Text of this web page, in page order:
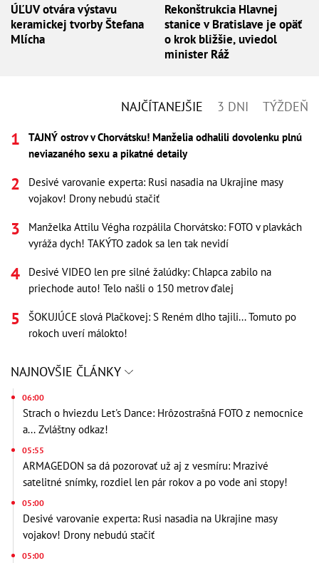
ÚĽUV otvára výstavu
keramickej tvorby Štefana
Mlícha
Rekonštrukcia Hlavnej
stanice v Bratislave je opäť
o krok bližšie, uviedol
minister Ráž
NAJČÍTANEJŠIE 3 DNI TÝŽDEŇ
TAJNÝ ostrov v Chorvátsku! Manželia odhalili dovolenku plnú
neviazaného sexu a pikatné detaily
Desivé varovanie experta: Rusi nasadia na Ukrajine masy
vojakov! Drony nebudú stačiť
Manželka Attilu Végha rozpálila Chorvátsko: FOTO v plavkách
vyráža dych! TAKÝTO zadok sa len tak nevidí
Desivé VIDEO len pre silné žalúdky: Chlapca zabilo na
priechode auto! Telo našli o 150 metrov ďalej
ŠOKUJÚCE slová Plačkovej: S Reném dlho tajili... Tomuto po
rokoch uverí málokto!
NAJNOVŠIE ČLÁNKY
06:00
Strach o hviezdu Let's Dance: Hrôzostrašná FOTO z nemocnice
a... Zvláštny odkaz!
05:55
ARMAGEDON sa dá pozorovať už aj z vesmíru: Mrazivé
satelitné snímky, rozdiel len pár rokov a po vode ani stopy!
05:00
Desivé varovanie experta: Rusi nasadia na Ukrajine masy
vojakov! Drony nebudú stačiť
05:00